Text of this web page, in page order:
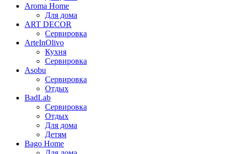
Aroma Home
Для дома
ART DECOR
Сервировка
ArteInOlivo
Кухня
Сервировка
Asobu
Сервировка
Отдых
BadLab
Сервировка
Отдых
Для дома
Детям
Bago Home